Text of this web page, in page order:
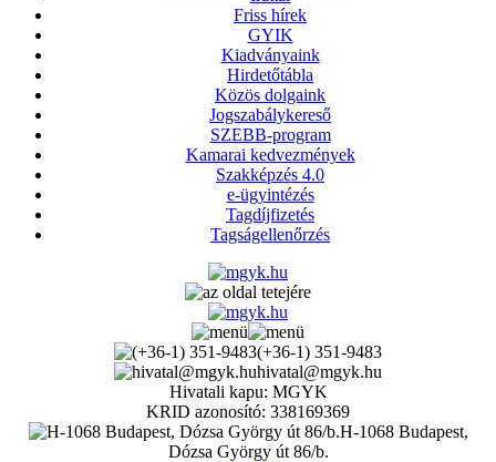
Friss hírek
GYIK
Kiadványaink
Hirdetőtábla
Közös dolgaink
Jogszabálykereső
SZEBB-program
Kamarai kedvezmények
Szakképzés 4.0
e-ügyintézés
Tagdíjfizetés
Tagságellenőrzés
(+36-1) 351-9483
hivatal@mgyk.hu
Hivatali kapu: MGYK
KRID azonosító: 338169369
H-1068 Budapest,
Dózsa György út 86/b.